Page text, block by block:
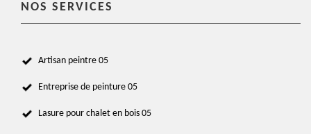
NOS SERVICES
Artisan peintre 05
Entreprise de peinture 05
Lasure pour chalet en bois 05